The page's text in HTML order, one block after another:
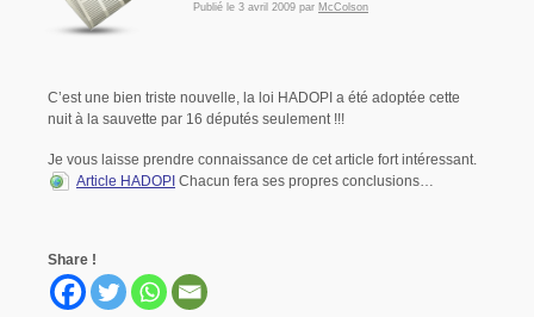
Publié le 3 avril 2009 par McColson
C’est une bien triste nouvelle, la loi HADOPI a été adoptée cette
nuit à la sauvette par 16 députés seulement !!!
Je vous laisse prendre connaissance de cet article fort intéressant.
Article HADOPI Chacun fera ses propres conclusions…
Share !